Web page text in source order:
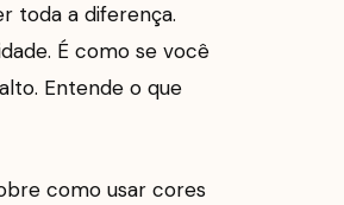
toda a diferença.
É como se você
Entende o que
como usar cores